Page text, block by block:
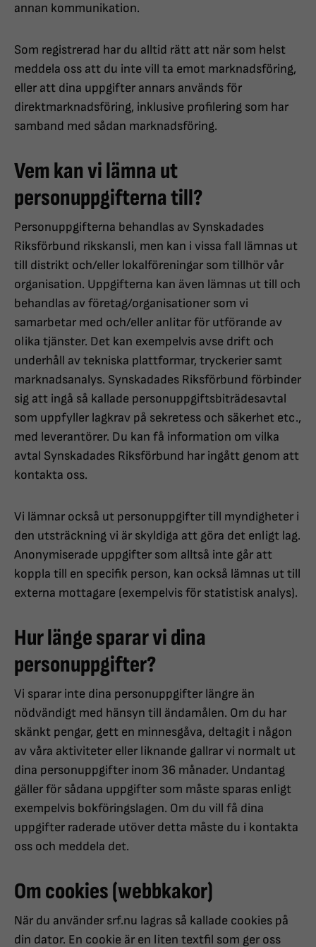
annan kommunikation.
Som registrerad har du alltid rätt att när som helst
meddela oss att du inte vill ta emot marknadsföring,
eller att dina uppgifter annars används för
direktmarknadsföring, inklusive profilering som har
samband med sådan marknadsföring.
Vem kan vi lämna ut
personuppgifterna till?
Personuppgifterna behandlas av Synskadades
Riksförbund rikskansli, men kan i vissa fall lämnas ut
till distrikt och/eller lokalföreningar som tillhör vår
organisation. Uppgifterna kan även lämnas ut till och
behandlas av företag/organisationer som vi
samarbetar med och/eller anlitar för utförande av
olika tjänster. Det kan exempelvis avse drift och
underhåll av tekniska plattformar, tryckerier samt
marknadsanalys. Synskadades Riksförbund förbinder
sig att ingå så kallade personuppgiftsbiträdesavtal
som uppfyller lagkrav på sekretess och säkerhet etc.,
med leverantörer. Du kan få information om vilka
avtal Synskadades Riksförbund har ingått genom att
kontakta oss.
Vi lämnar också ut personuppgifter till myndigheter i
den utsträckning vi är skyldiga att göra det enligt lag.
Anonymiserade uppgifter som alltså inte går att
koppla till en specifik person, kan också lämnas ut till
externa mottagare (exempelvis för statistisk analys).
Hur länge sparar vi dina
personuppgifter?
Vi sparar inte dina personuppgifter längre än
nödvändigt med hänsyn till ändamålen. Om du har
skänkt pengar, gett en minnesgåva, deltagit i någon
av våra aktiviteter eller liknande gallrar vi normalt ut
dina personuppgifter inom 36 månader. Undantag
gäller för sådana uppgifter som måste sparas enligt
exempelvis bokföringslagen. Om du vill få dina
uppgifter raderade utöver detta måste du i kontakta
oss och meddela det.
Om cookies (webbkakor)
När du använder srf.nu lagras så kallade cookies på
din dator. En cookie är en liten textfil som ger oss